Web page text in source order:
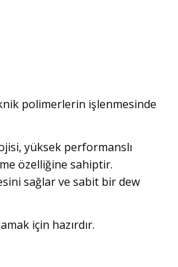
polimerlerin işlenmesinde
yüksek performanslı
özelliğine sahiptir.
sağlar ve sabit bir dew
için hazırdır.